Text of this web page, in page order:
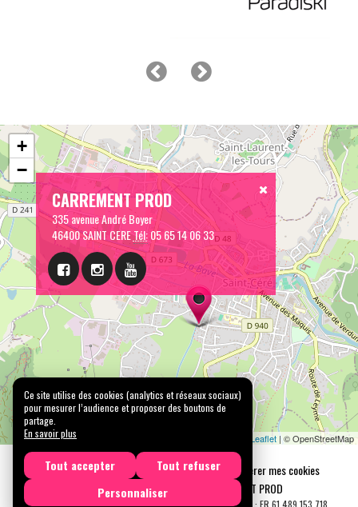
CARREMENT PROD
335 avenue André Boyer
46400 SAINT CERETél:05 65 14 06 33
+
−
Leaflet | © OpenStreetMap
Mentions légales Confidentialité
Gérer mes cookies
Tous droits réservés © 2026 |
CARREMENT PROD
N° SIRET : 489 153 718 00031 - APE : 9001 Z - N° TVA Int. : FR 61 489 153 718
Ce site utilise des cookies (analytics et réseaux sociaux)
pour mesurer l’audience et proposer des boutons de
partage.
En savoir plus
Tout accepter
Tout refuser
Personnaliser